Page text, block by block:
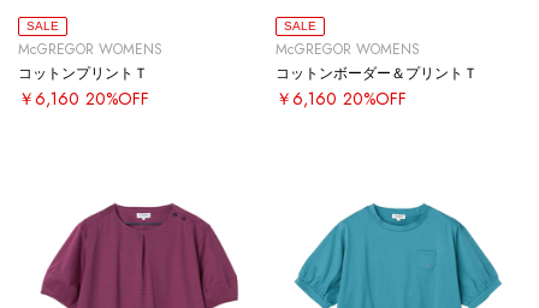
SALE
McGREGOR WOMENS
コットンプリントＴ
￥6,160 20%OFF
SALE
McGREGOR WOMENS
コットンボーダー＆プリントＴ
￥6,160 20%OFF